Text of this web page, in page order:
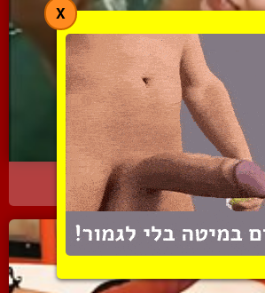
של נשים שותות משקאות...
צפיות | 1 המלצות
X